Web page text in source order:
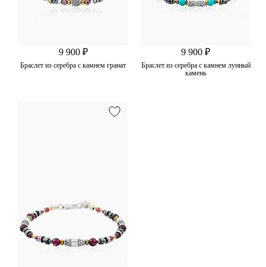
9 900 ₽
Браслет из серебра с камнем гранат
9 900 ₽
Браслет из серебра с камнем лунный
камень